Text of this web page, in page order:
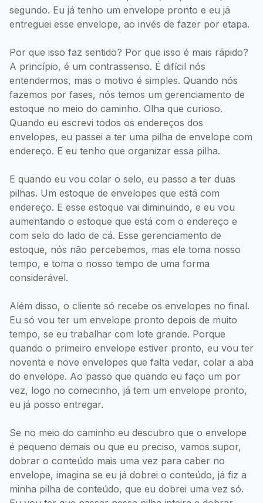
segundo. Eu já tenho um envelope pronto e eu já
entreguei esse envelope, ao invés de fazer por etapa.
Por que isso faz sentido? Por que isso é mais rápido?
A princípio, é um contrassenso. É difícil nós
entendermos, mas o motivo é simples. Quando nós
fazemos por fases, nós temos um gerenciamento de
estoque no meio do caminho. Olha que curioso.
Quando eu escrevi todos os endereços dos
envelopes, eu passei a ter uma pilha de envelope com
endereço. E eu tenho que organizar essa pilha.
E quando eu vou colar o selo, eu passo a ter duas
pilhas. Um estoque de envelopes que está com
endereço. E esse estoque vai diminuindo, e eu vou
aumentando o estoque que está com o endereço e
com selo do lado de cá. Esse gerenciamento de
estoque, nós não percebemos, mas ele toma nosso
tempo, e toma o nosso tempo de uma forma
considerável.
Além disso, o cliente só recebe os envelopes no final.
Eu só vou ter um envelope pronto depois de muito
tempo, se eu trabalhar com lote grande. Porque
quando o primeiro envelope estiver pronto, eu vou ter
noventa e nove envelopes que falta vedar, colar a aba
do envelope. Ao passo que quando eu faço um por
vez, logo no comecinho, já tem um envelope pronto,
eu já posso entregar.
Se no meio do caminho eu descubro que o envelope
é pequeno demais ou que eu preciso, vamos supor,
dobrar o conteúdo mais uma vez para caber no
envelope, imagina se eu já dobrei o conteúdo, já fiz a
minha pilha de conteúdo, que eu dobrei uma vez só.